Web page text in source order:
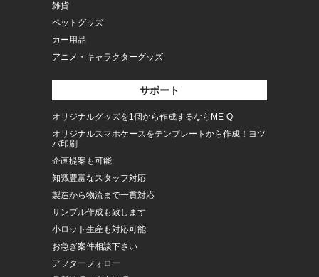
雑貨
ペットグッズ
カー用品
アニメ・キャラクターグッズ
サポート
オリジナルグッズを1個から作成するならME-Q
オリジナルスマホケースをテンプレートから作成！ヨツ
バ印刷
企画提案も可能
知識豊富なスタッフ対応
製造から物流まで一貫対応
サンプル作成も致します
小ロット生産も対応可能
お急ぎ案件相談下さい
アフターフォロー